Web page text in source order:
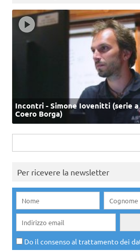
Incontri - Simone Iovenitti (serie a
Coero Borga)
per:
Per ricevere la newsletter
Do il consenso al trattamento dei